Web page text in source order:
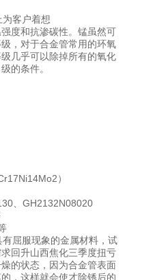
客户着想
度和抗渗碳性。锰虽然可
，对于合金管常用的环氧
几乎可以除掉所有的氧化
的条件。
）
、GH2132N08020
屈服现象的金属材料，试
回升山西焦化三季度扭亏
的状态，因为合金管表面
，这样就会使才除锈后的